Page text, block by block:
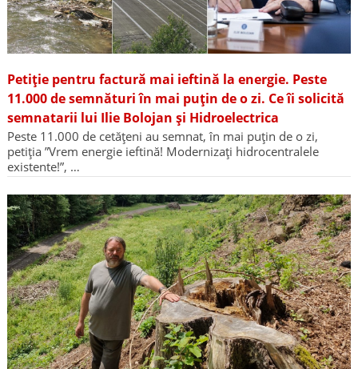
Petiție pentru factură mai ieftină la energie. Peste
11.000 de semnături în mai puțin de o zi. Ce îi solicită
semnatarii lui Ilie Bolojan și Hidroelectrica
Peste 11.000 de cetățeni au semnat, în mai puțin de o zi,
petiția ”Vrem energie ieftină! Modernizați hidrocentralele
existente!”, …